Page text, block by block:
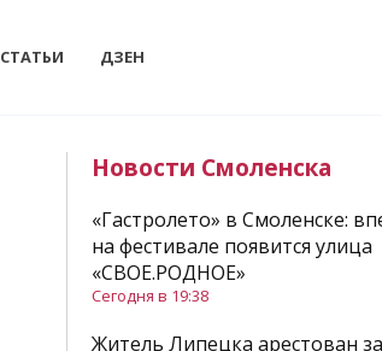
СТАТЬИ ДЗЕН
Новости Смоленска
«Гастролето» в Смоленске:
на фестивале появится улица
«СВОЕ.РОДНОЕ»
Сегодня в 19:38
Житель Липецка арестован